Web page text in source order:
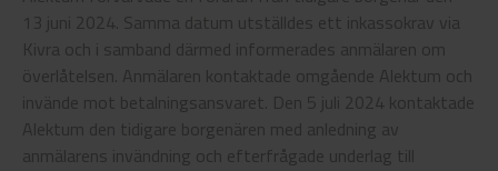
13 juni 2024. Samma datum utställdes ett inkassokrav via
Kivra och i samband därmed informerades anmälaren om
överlåtelsen. Anmälaren kontaktade omgående Alektum och
invände mot betalningsansvaret. Den 5 juli 2024 kontaktade
Alektum den tidigare borgenären med anledning av
anmälarens invändning och efterfrågade underlag till